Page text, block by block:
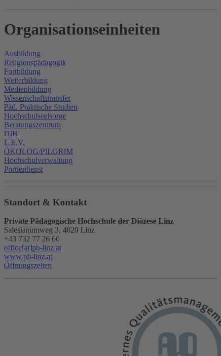
Organisationseinheiten
Ausbildung
Religionspädagogik
Fortbildung
Weiterbildung
Medienbildung
Wissenschaftstransfer
Päd. Praktische Studien
Hochschulseelsorge
Beratungszentrum
DIB
L.E.V.
ÖKOLOG/PILGRIM
Hochschulverwaltung
Portierdienst
Standort & Kontakt
Private Pädagogische Hochschule der Diözese Linz
Salesianumweg 3, 4020 Linz
+43 732 77 26 66
office[at]ph-linz.at
www.ph-linz.at
Öffnungszeiten